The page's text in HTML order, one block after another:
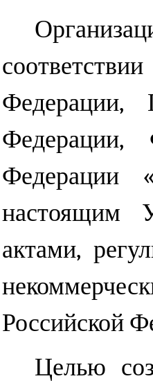
Федерации,
Федерации,
Федерации
настоящим
актами,
Российской
Целью